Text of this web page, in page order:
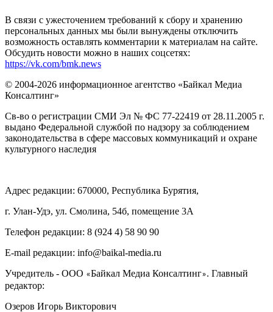
В связи с ужесточением требований к сбору и хранению
персональных данных мы были вынуждены отключить
возможность оставлять комментарии к материалам на сайте.
Обсудить новости можно в наших соцсетях:
https://vk.com/bmk.news
© 2004-2026 информационное агентство «Байкал Медиа
Консалтинг»
Св-во о регистрации СМИ Эл № ФС 77-22419 от 28.11.2005 г.
выдано Федеральной службой по надзору за соблюдением
законодательства в сфере массовых коммуникаций и охране
культурного наследия
Адрес редакции: 670000, Республика Бурятия,
г. Улан-Удэ, ул. Смолина, 54б, помещение 3А
Телефон редакции: ‎‎8 (924 4) 58 90 90
E-mail редакции: info@baikal-media.ru
Учредитель - ООО «Байкал Медиа Консалтинг». Главный
редактор:
Озеров Игорь Викторович